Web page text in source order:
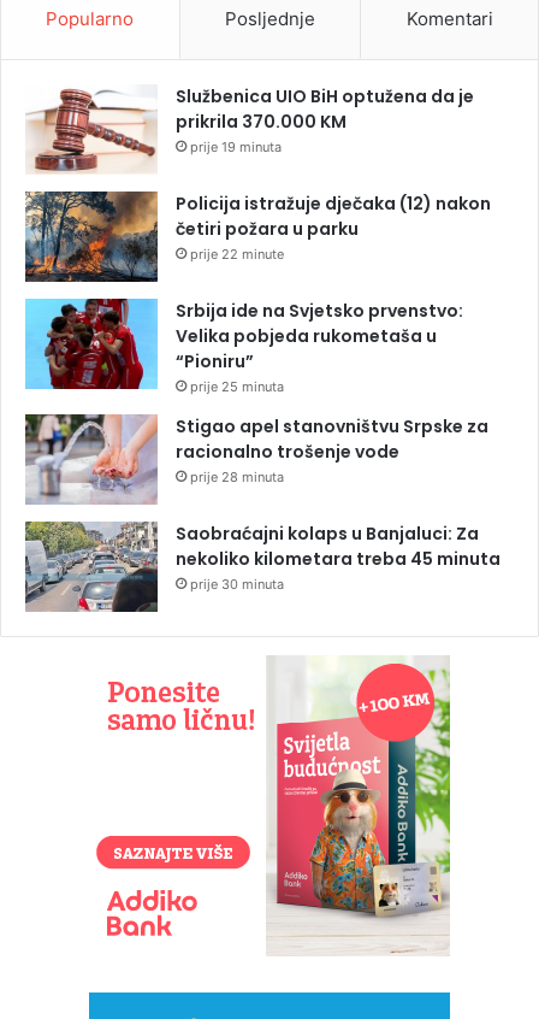
Popularno Posljednje Komentari
Službenica UIO BiH optužena da je
prikrila 370.000 KM
prije 19 minuta
Policija istražuje dječaka (12) nakon
četiri požara u parku
prije 22 minute
Srbija ide na Svjetsko prvenstvo:
Velika pobjeda rukometaša u
“Pioniru”
prije 25 minuta
Stigao apel stanovništvu Srpske za
racionalno trošenje vode
prije 28 minuta
Saobraćajni kolaps u Banjaluci: Za
nekoliko kilometara treba 45 minuta
prije 30 minuta